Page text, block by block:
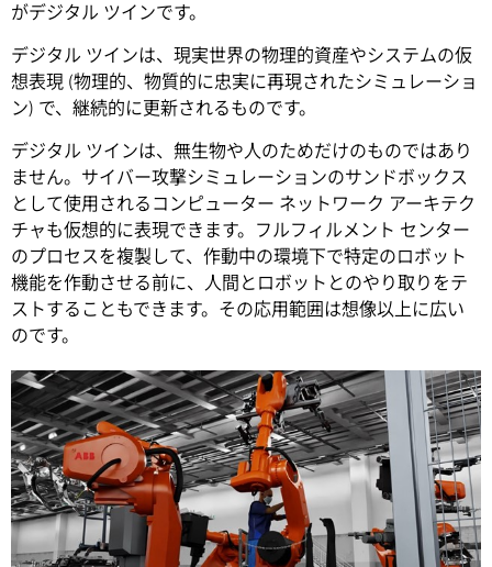
がデジタル ツインです。
デジタル ツインは、現実世界の物理的資産やシステムの仮
想表現 (物理的、物質的に忠実に再現されたシミュレーショ
ン) で、継続的に更新されるものです。
デジタル ツインは、無生物や人のためだけのものではあり
ません。サイバー攻撃シミュレーションのサンドボックス
として使用されるコンピューター ネットワーク アーキテク
チャも仮想的に表現できます。フルフィルメント センター
のプロセスを複製して、作動中の環境下で特定のロボット
機能を作動させる前に、人間とロボットとのやり取りをテ
ストすることもできます。その応用範囲は想像以上に広い
のです。